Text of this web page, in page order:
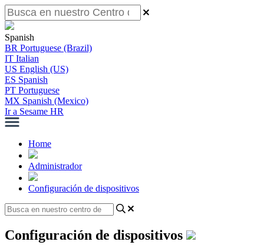
Spanish
BR Portuguese (Brazil)
IT Italian
US English (US)
ES Spanish
PT Portuguese
MX Spanish (Mexico)
Ir a Sesame HR
Home
Administrador
Configuración de dispositivos
Configuración de dispositivos